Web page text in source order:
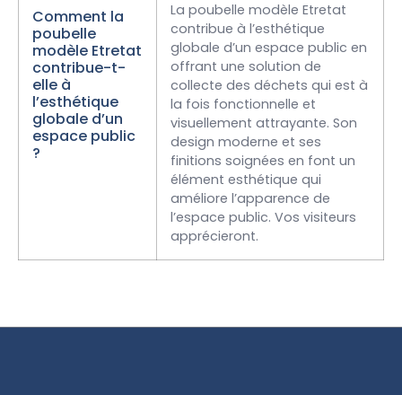
Comment la
poubelle
modèle Etretat
contribue-t-
elle à
l’esthétique
globale d’un
espace public
?
La poubelle modèle Etretat
contribue à l’esthétique
globale d’un espace public en
offrant une solution de
collecte des déchets qui est à
la fois fonctionnelle et
visuellement attrayante. Son
design moderne et ses
finitions soignées en font un
élément esthétique qui
améliore l’apparence de
l’espace public. Vos visiteurs
apprécieront.